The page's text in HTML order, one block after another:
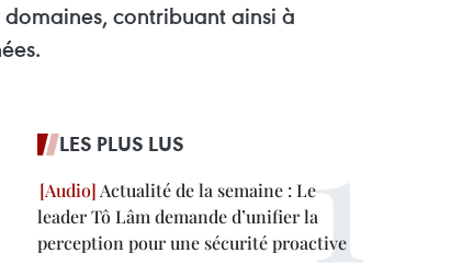
contribuant ainsi à
LES PLUS LUS
Actualité de la semaine : Le
leader Tô Lâm demande d’unifier la
perception pour une sécurité proactive